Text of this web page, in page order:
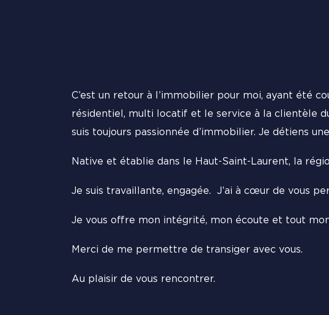
C’est un retour à l’immobilier pour moi, ayant été
résidentiel, multi locatif et le service à la clientèle
suis toujours passionnée d’immobilier. Je détiens
Native et établie dans le Haut-Saint-Laurent, la
Je suis travaillante, engagée. J’ai à cœur de vous
Je vous offre mon intégrité, mon écoute et tout
Merci de me permettre de transiger avec vous.
Au plaisir de vous rencontrer.